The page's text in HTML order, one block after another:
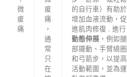
微
痠
痛
痠
痛
，
通
常
只
在
的自行車）有助於
增加血液流動，促
進肌肉修復 . 進行
動態伸展 ，例如腿
部擺動、手臂繞圈
和弓箭步，以提高
活動範圍，並為運